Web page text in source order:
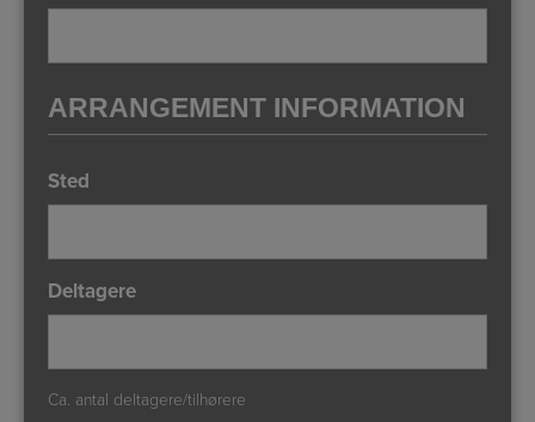
slash
ARRANGEMENT INFORMATION
Sted
Deltagere
Ca. antal deltagere/tilhørere